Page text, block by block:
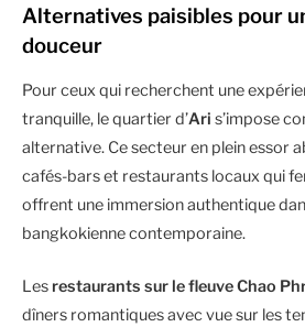
Alternatives paisibles pour
douceur
Pour ceux qui recherchent une
tranquille, le quartier d’Ari s’impose
alternative. Ce secteur en plein essor
cafés-bars et restaurants locaux qui
offrent une immersion authentique
bangkokienne contemporaine.
Les restaurants sur le fleuve Chao
dîners romantiques avec vue sur les